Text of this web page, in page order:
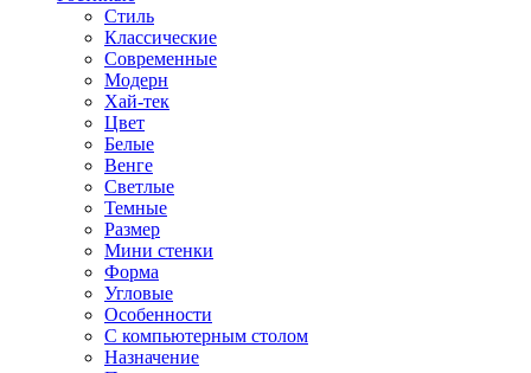
Стиль
Классические
Современные
Модерн
Хай-тек
Цвет
Белые
Венге
Светлые
Темные
Размер
Мини стенки
Форма
Угловые
Особенности
С компьютерным столом
Назначение